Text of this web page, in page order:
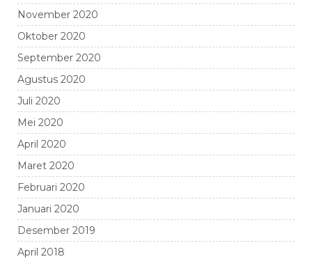
November 2020
Oktober 2020
September 2020
Agustus 2020
Juli 2020
Mei 2020
April 2020
Maret 2020
Februari 2020
Januari 2020
Desember 2019
April 2018